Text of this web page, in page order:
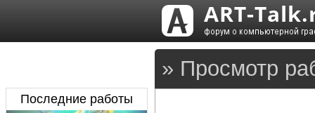
» Просмотр
Последние работы